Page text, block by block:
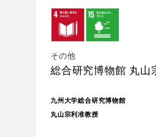
その他
総合研究博物館 丸山
九州大学総合研究博物館
丸山宗利准教授